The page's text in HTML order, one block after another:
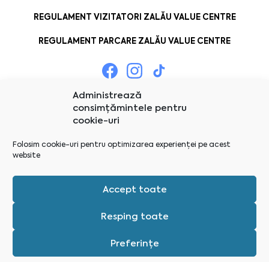
Administrează
consimțămintele pentru
cookie-uri
Folosim cookie-uri pentru optimizarea experienței pe acest
website
Accept toate
Resping toate
Preferințe
REGULAMENT VIZITATORI ZALĂU VALUE CENTRE
REGULAMENT PARCARE ZALĂU VALUE CENTRE